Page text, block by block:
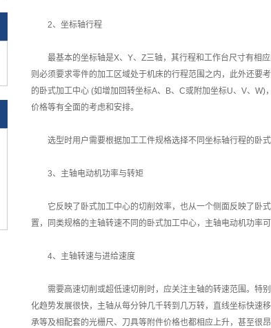
2、坐标轴行程
最基本的坐标轴是X、Y、Z三轴，其行程和工作台尺寸有相应
则必须要求零件的加工区域处于机床的行程范围之内，此外还要
的卧式加工中心 (如增加回转坐标A、B、C或附加坐标U、V、
价格等有全面的考虑和安排。
选型时用户需要根据加工工件规格选择不同坐标轴行程的卧式
3、主轴电动机功率与转矩
它反映了卧式加工中心的切削效率，也从一个侧面反映了卧式
置，同类规格的主轴转速不同的卧式加工中心，主轴电动机功率可
4、主轴转速与进给速度
需要高速切削或超低速切削时，应关注主轴的转速范围。特别
化趋势发展很快，主轴从每分钟几千转到几万转，直线坐标快
承等及相配套的光栅尺、刀具等附件价格也都相应上升，甚至很昂